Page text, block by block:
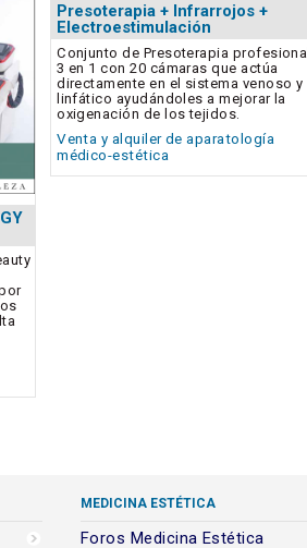
Presoterapia + Infrarrojos +
Electroestimulación
Conjunto de Presoterapia profesional
3 en 1 con 20 cámaras que actúa
directamente en el sistema venoso y
linfático ayudándoles a mejorar la
oxigenación de los tejidos.
Venta y alquiler de aparatología
médico-estética
MEDICINA ESTÉTICA
Foros Medicina Estética